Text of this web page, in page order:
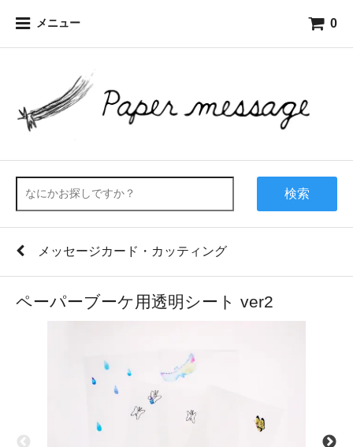
メニュー 0
検索
メッセージカード・カッティング
ペーパーブーケ用透明シート ver2